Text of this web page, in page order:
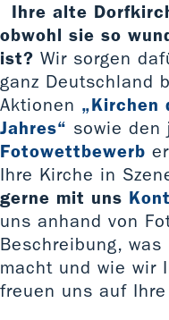
Ihre alte
obwohl sie so
ist? Wir sorgen
ganz Deutschland
Aktionen „Kirchen
Jahres“ sowie den
Fotowettbewerb
Ihre Kirche in
gerne mit uns
uns anhand von
Beschreibung,
macht und wie wir
freuen uns auf